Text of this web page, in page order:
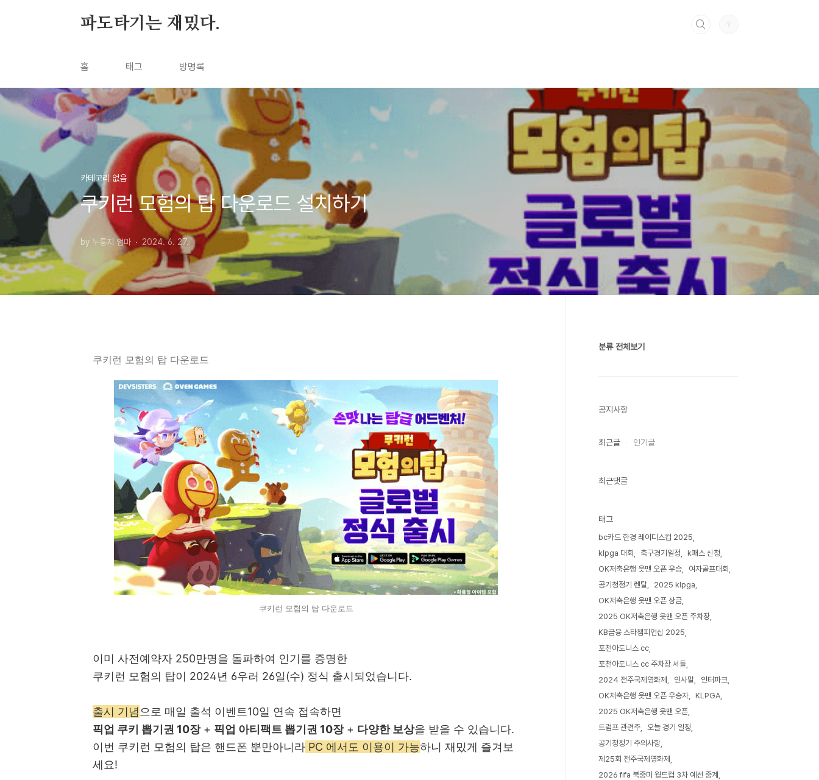
파도타기는 재밌다.
홈 태그 방명록
카테고리 없음
쿠키런 모험의 탑 다운로드 설치하기
by 누룽지 엄마 2024. 6. 27.
쿠키런 모험의 탑 다운로드
쿠키런 모험의 탑 다운로드
이미 사전예약자 250만명을 돌파하여 인기를 증명한
쿠키런 모험의 탑이 2024년 6우러 26일(수) 정식 출시되었습니다.
출시 기념 으로 매일 출석 이벤트10일 연속 접속하면
픽업 쿠키 뽑기권 10장+ 픽업 아티팩트 뽑기권 10장+ 다양한 보상을 받을 수 있습니다.
이번 쿠키런 모험의 탑은 핸드폰 뿐만아니라 PC 에서도 이용이 가능하니 재밌게 즐겨보
세요!
분류 전체보기
공지사항
최근글 인기글
최근댓글
태그
bc카드 한경 레이디스컵 2025
klpga 대회
축구경기일정
k패스 신청
OK저축은행 읏맨 오픈 우승
여자골프대회
공기청정기 렌탈
2025 klpga
OK저축은행 읏맨 오픈 상금
2025 OK저축은행 읏맨 오픈 주차장
KB금융 스타챔피언십 2025
포천아도니스 cc
포천아도니스 cc 주차장 셔틀
2024 전주국제영화제
인사말
인터파크
OK저축은행 읏맨 오픈 우승자
KLPGA
2025 OK저축은행 읏맨 오픈
트럼프 관련주
오늘 경기 일정
공기청정기 주의사항
제25회 전주국제영화제
2026 fifa 북중미 월드컵 3차 예선 중계